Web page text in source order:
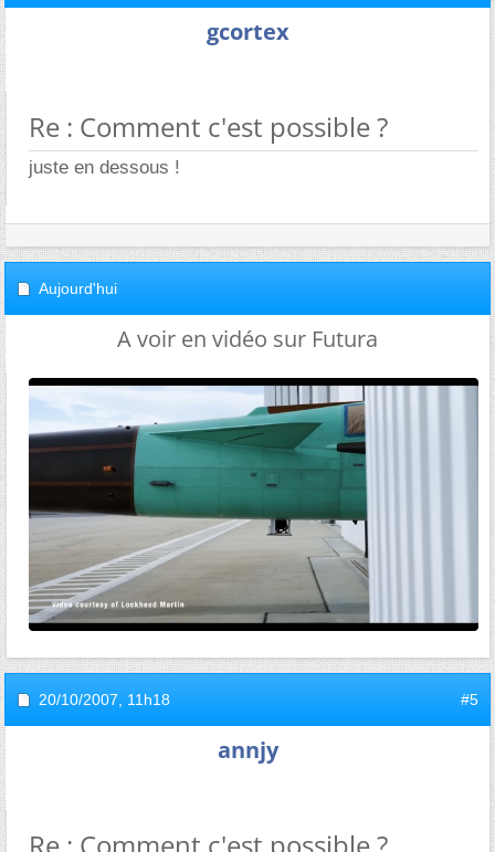
gcortex
Re : Comment c'est possible ?
juste en dessous !
Aujourd'hui
A voir en vidéo sur Futura
20/10/2007, 11h18 #5
annjy